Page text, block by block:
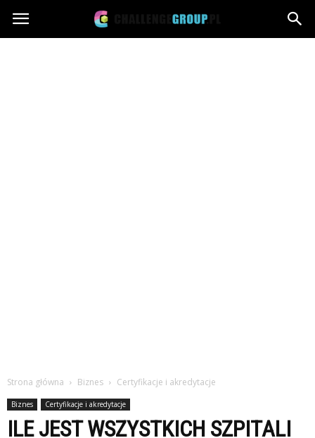
Challengegroup.pl
Strona główna Biznes Certyfikacje i akredytacje
Biznes Certyfikacje i akredytacje
ILE JEST WSZYSTKICH SZPITALI